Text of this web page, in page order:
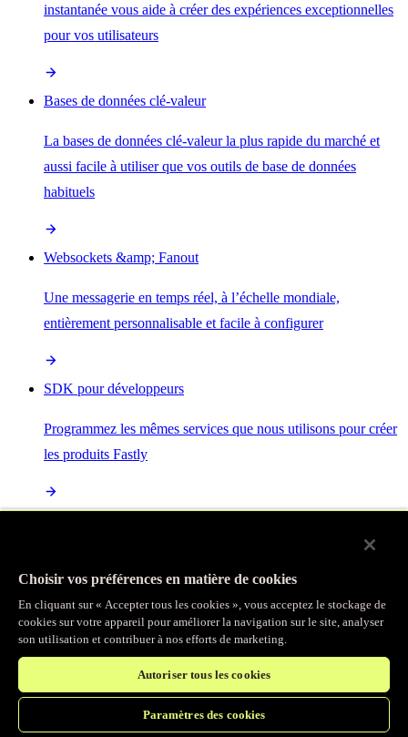
instantanée vous aide à créer des expériences exceptionnelles
pour vos utilisateurs
Bases de données clé-valeur
La bases de données clé-valeur la plus rapide du marché et
aussi facile à utiliser que vos outils de base de données
habituels
Websockets &amp; Fanout
Une messagerie en temps réel, à l’échelle mondiale,
entièrement personnalisable et facile à configurer
SDK pour développeurs
Programmez les mêmes services que nous utilisons pour créer
les produits Fastly
sur des normes ouvertes et intégrée à la suite complète de
produits Fastly
Accélérez vos charges de travail d’IA et gagnez en efficacité
Choisir vos préférences en matière de cookies
En cliquant sur « Accepter tous les cookies », vous acceptez le stockage de
cookies sur votre appareil pour améliorer la navigation sur le site, analyser
son utilisation et contribuer à nos efforts de marketing.
Autoriser tous les cookies
Paramètres des cookies